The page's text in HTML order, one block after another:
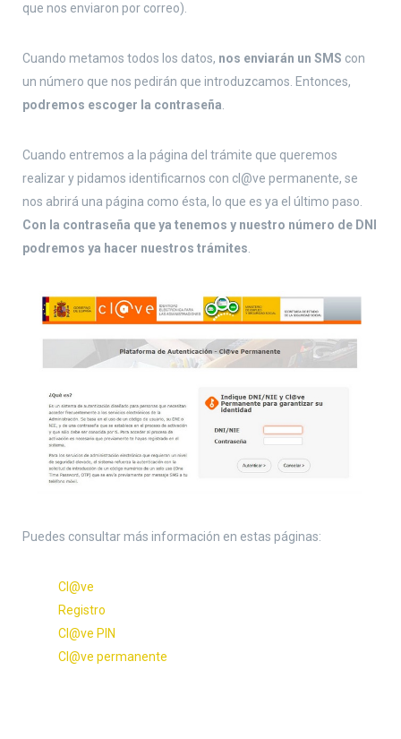
que nos enviaron por correo).
Cuando metamos todos los datos, nos enviarán un SMS con
un número que nos pedirán que introduzcamos. Entonces,
podremos escoger la contraseña.
Cuando entremos a la página del trámite que queremos
realizar y pidamos identificarnos con cl@ve permanente, se
nos abrirá una página como ésta, lo que es ya el último paso.
Con la contraseña que ya tenemos y nuestro número de DNI
podremos ya hacer nuestros trámites.
Puedes consultar más información en estas páginas:
Cl@ve
Registro
Cl@ve PIN
Cl@ve permanente